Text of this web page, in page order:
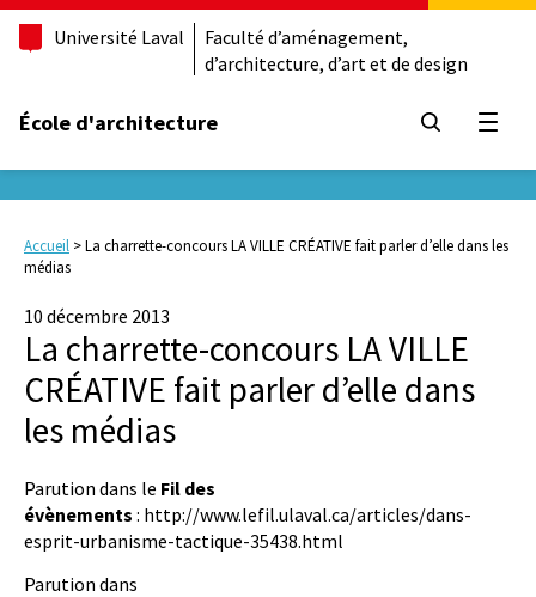
Université Laval
Faculté d’aménagement,
d’architecture, d’art et de design
École d'architecture
Accueil >La charrette-concours LA VILLE CRÉATIVE fait parler d’elle dans les
médias
10 décembre 2013
La charrette-concours LA VILLE
CRÉATIVE fait parler d’elle dans
les médias
Parution dans le Fil des
évènements : http://www.lefil.ulaval.ca/articles/dans-
esprit-urbanisme-tactique-35438.html
Parution dans